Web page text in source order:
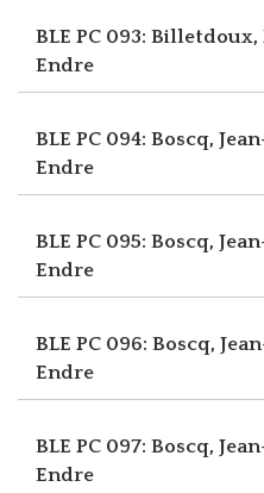
BLE PC 093: Billetdoux,
Endre
BLE PC 094: Boscq,
Endre
BLE PC 095: Boscq,
Endre
BLE PC 096: Boscq,
Endre
BLE PC 097: Boscq,
Endre